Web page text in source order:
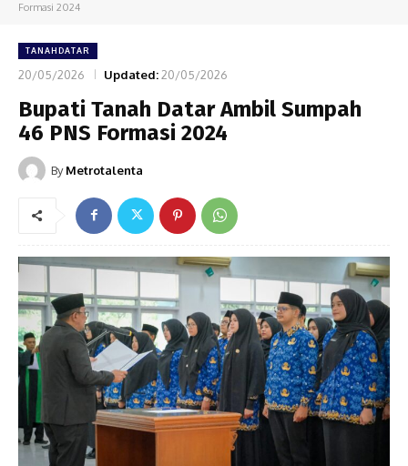
Formasi 2024
TANAHDATAR
20/05/2026 Updated:20/05/2026
Bupati Tanah Datar Ambil Sumpah
46 PNS Formasi 2024
By Metrotalenta